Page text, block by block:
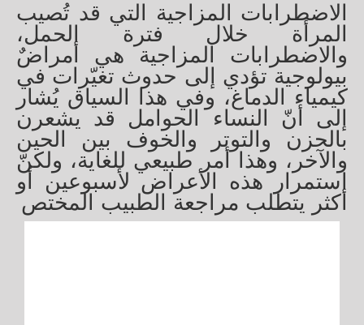
الاضطرابات المزاجية التي قد تُصيب
المرأة خلال فترة الحمل،
والاضطرابات المزاجية هي أمراضٌ
بيولوجية تؤدي إلى حدوث تغيّرات في
كيمياء الدماغ، وفي هذا السياق يُشار
إلى أنّ النساء الحوامل قد يشعرن
بالحزن والتوتر والخوف بين الحين
والآخر، وهذا أمر طبيعي للغاية، ولكنّ
استمرار هذه الأعراض لأسبوعين أو
أكثر يتطلب مراجعة الطبيب المختص